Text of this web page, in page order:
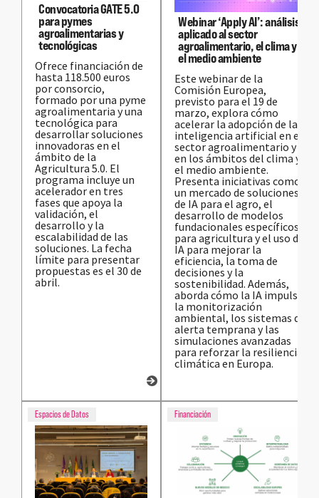
Convocatoria GATE 5.0
para pymes
agroalimentarias y
tecnológicas
Ofrece financiación de
hasta 118.500 euros
por consorcio,
formado por una pyme
agroalimentaria y una
tecnológica para
desarrollar soluciones
innovadoras en el
ámbito de la
Agricultura 5.0. El
programa incluye un
acelerador en tres
fases que apoya la
validación, el
desarrollo y la
escalabilidad de las
soluciones. La fecha
límite para presentar
propuestas es el 30 de
abril.
Webinar ‘Apply AI’: análisis
aplicado al sector
agroalimentario, el clima y
el medio ambiente
Este webinar de la
Comisión Europea,
previsto para el 19 de
marzo, explora cómo
acelerar la adopción de la
inteligencia artificial en el
sector agroalimentario y
en los ámbitos del clima y
el medio ambiente.
Presenta iniciativas como
un mercado de soluciones
de IA para el agro, el
desarrollo de modelos
fundacionales específicos
para agricultura y el uso de
IA para mejorar la
eficiencia, la toma de
decisiones y la
sostenibilidad. Además,
aborda cómo la IA impulsa
la monitorización
ambiental, los sistemas de
alerta temprana y las
simulaciones avanzadas
para reforzar la resiliencia
climática en Europa.
Espacios de Datos Financiación